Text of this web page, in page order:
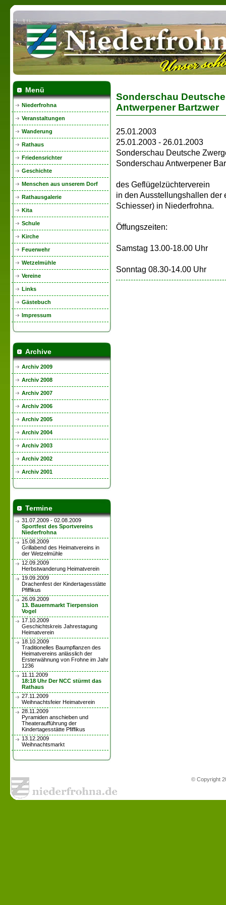
Menü
Niederfrohna
Veranstaltungen
Wanderung
Rathaus
Friedensrichter
Geschichte
Menschen aus unserem Dorf
Rathausgalerie
Kita
Schule
Kirche
Feuerwehr
Wetzelmühle
Vereine
Links
Gästebuch
Impressum
Archive
Archiv 2009
Archiv 2008
Archiv 2007
Archiv 2006
Archiv 2005
Archiv 2004
Archiv 2003
Archiv 2002
Archiv 2001
Termine
31.07.2009 - 02.08.2009
Sportfest des Sportvereins
Niederfrohna
15.08.2009
Grillabend des Heimatvereins in
der Wetzelmühle
12.09.2009
Herbstwanderung Heimatverein
19.09.2009
Drachenfest der Kindertagesstätte
Pfiffikus
26.09.2009
13. Bauernmarkt Tierpension
Vogel
17.10.2009
Geschichtskreis Jahrestagung
Heimatverein
18.10.2009
Traditionelles Baumpflanzen des
Heimatvereins anlässlich der
Ersterwähnung von Frohne im Jahr
1236
11.11.2009
18:18 Uhr Der NCC stürmt das
Rathaus
27.11.2009
Weihnachtsfeier Heimatverein
28.11.2009
Pyramiden anschieben und
Theateraufführung der
Kindertagesstätte Pfiffikus
13.12.2009
Weihnachtsmarkt
Sonderschau
Antwerpener Bartzwer
25.01.2003
25.01.2003 - 26.01.2003
Sonderschau Deutsche
Sonderschau Antwerpener
des Geflügelzüchterverein
in den Ausstellungshallen der
Schiesser) in Niederfrohna.
Öffungszeiten:
Samstag 13.00-18.00 Uhr
Sonntag 08.30-14.00 Uhr
© Copyright